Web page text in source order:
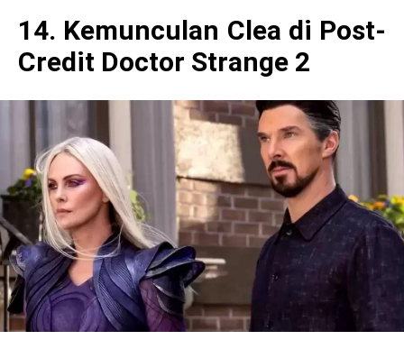
14. Kemunculan Clea di Post-
Credit Doctor Strange 2